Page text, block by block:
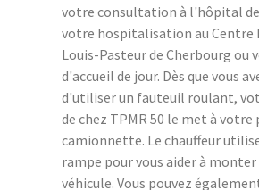
votre consultation à l'hôpital
votre hospitalisation au
Louis-Pasteur de Cherbourg ou
d'accueil de jour. Dès que vous
d'utiliser un fauteuil roulant,
de chez TPMR 50 le met à votre
camionnette. Le chauffeur
rampe pour vous aider à monter
véhicule. Vous pouvez